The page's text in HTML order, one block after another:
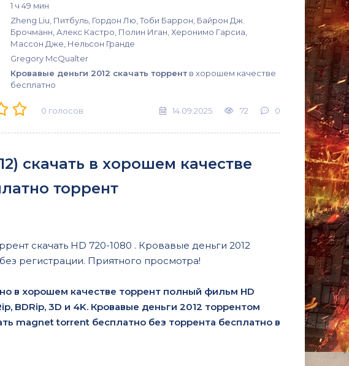
1 ч 49 мин
Zheng Liu, Питбуль, Гордон Лю, Тоби Баррон, Байрон Дж.
Брочманн, Алекс Кастро, Полин Иган, Херонимо Гарсиа,
Массон Дже, Нельсон Гранде
Gregory McQualter
Кровавые деньги 2012 скачать торрент в хорошем качестве
бесплатно
0 голосов 14.09.2025 72 0
скачать в хорошем качестве
торрент
скачать HD 720-1080 . Кровавые деньги 2012
регистрации. Приятного просмотра!
в хорошем качестве торрент полный фильм HD
BDRip, 3D и 4K. Кровавые деньги 2012 торрентом
magnet torrent бесплатно без торрента бесплатно в